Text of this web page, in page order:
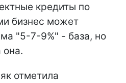
кредиты по
бизнес может
"5-7-9%" - база, но
она.
отметила